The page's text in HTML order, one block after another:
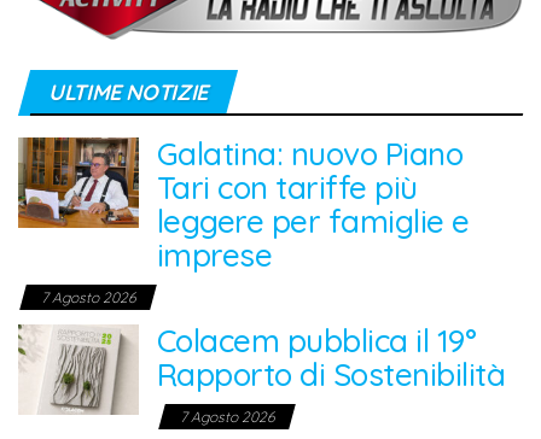
ULTIME NOTIZIE
Galatina: nuovo Piano
Tari con tariffe più
leggere per famiglie e
imprese
7 Agosto 2026
Colacem pubblica il 19°
Rapporto di Sostenibilità
7 Agosto 2026